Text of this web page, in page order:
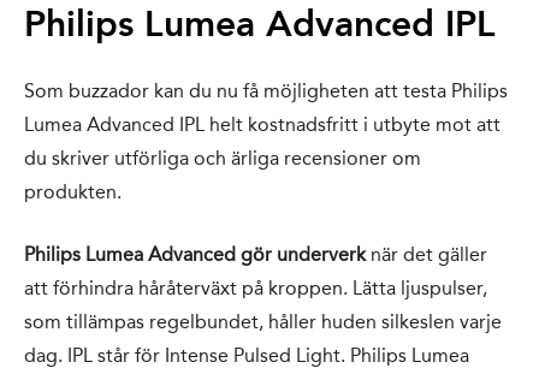
Philips Lumea Advanced IPL
Som buzzador kan du nu få möjligheten att testa Philips
Lumea Advanced IPL helt kostnadsfritt i utbyte mot att
du skriver utförliga och ärliga recensioner om
produkten.
Philips Lumea Advanced gör underverknär det gäller
att förhindra håråterväxt på kroppen. Lätta ljuspulser,
som tillämpas regelbundet, håller huden silkeslen varje
dag. IPL står för Intense Pulsed Light. Philips Lumea